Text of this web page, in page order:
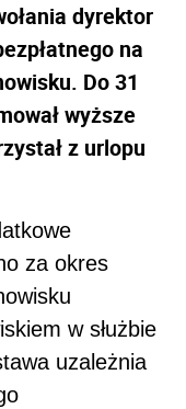
dyrektor
na
Do 31
wyższe
z urlopu
za okres
w służbie
uzależnia